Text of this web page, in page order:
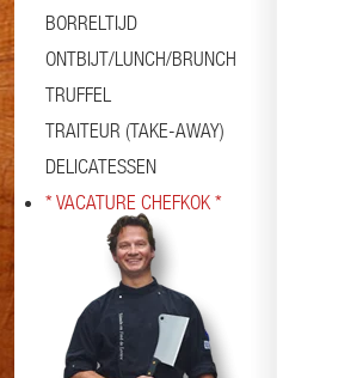
BORRELTIJD
ONTBIJT/LUNCH/BRUNCH
TRUFFEL
TRAITEUR (TAKE-AWAY)
DELICATESSEN
* VACATURE CHEFKOK *